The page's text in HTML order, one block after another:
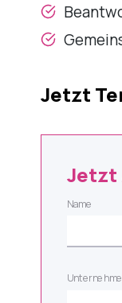
Jetzt
Jetzt
Name